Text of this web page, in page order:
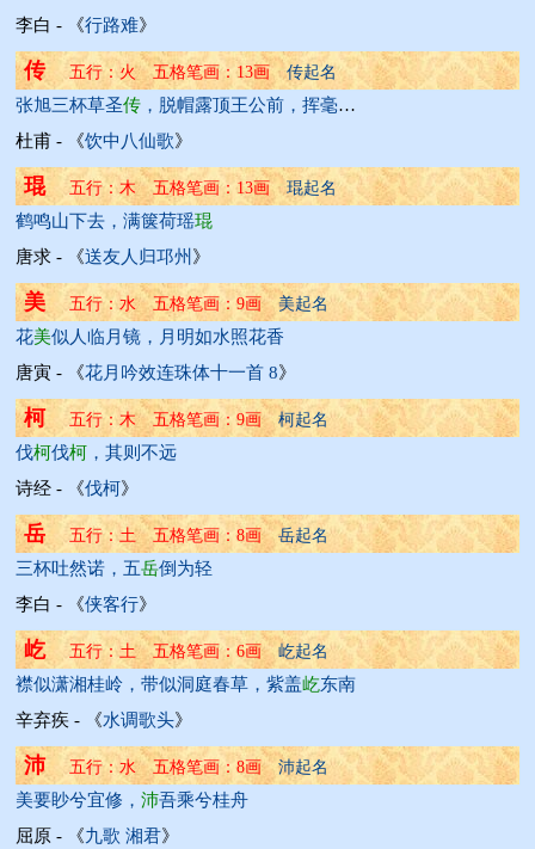
李白 - 《行路难》
传 五行：火 五格笔画：13画 传起名
张旭三杯草圣传 ，脱帽露顶王公前，挥毫落纸如云烟
杜甫 - 《饮中八仙歌》
琨 五行：木 五格笔画：13画 琨起名
鹤鸣山下去，满箧荷瑶琨
唐求 - 《送友人归邛州 》
美 五行：水 五格笔画：9画 美起名
花美似人临月镜，月明如水照花香
唐寅 - 《花月吟效连珠体十一首 8》
柯 五行：木 五格笔画：9画 柯起名
伐柯伐柯 ，其则不远
诗经 - 《伐柯》
岳 五行：土 五格笔画：8画 岳起名
三杯吐然诺，五岳倒为轻
李白 - 《侠客行》
屹 五行：土 五格笔画：6画 屹起名
襟似潇湘桂岭，带似洞庭春草，紫盖屹东南
辛弃疾 - 《水调歌头》
沛 五行：水 五格笔画：8画 沛起名
美要眇兮宜修， 沛吾乘兮桂舟
屈原 - 《九歌 湘君》